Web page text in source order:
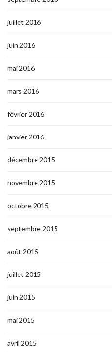
juillet 2016
juin 2016
mai 2016
mars 2016
février 2016
janvier 2016
décembre 2015
novembre 2015
octobre 2015
septembre 2015
août 2015
juillet 2015
juin 2015
mai 2015
avril 2015